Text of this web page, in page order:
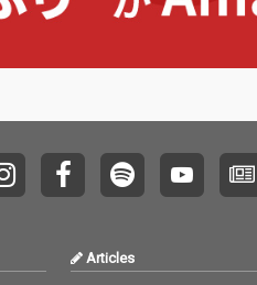
Articles